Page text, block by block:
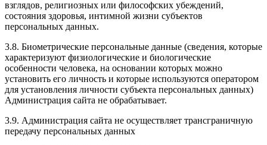
взглядов, религиозных или философских убеждений,
состояния здоровья, интимной жизни субъектов
персональных данных.
3.8. Биометрические персональные данные (сведения, которые
характеризуют физиологические и биологические
особенности человека, на основании которых можно
установить его личность и которые используются оператором
для установления личности субъекта персональных данных)
Администрация сайта не обрабатывает.
3.9. Администрация сайта не осуществляет трансграничную
передачу персональных данных